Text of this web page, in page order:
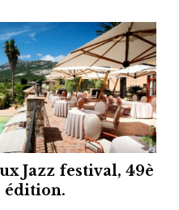
Jazz festival, 49è
édition.